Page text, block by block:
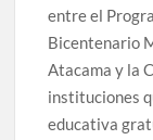
entre el
Bicentenario
Atacama y la
instituciones
educativa